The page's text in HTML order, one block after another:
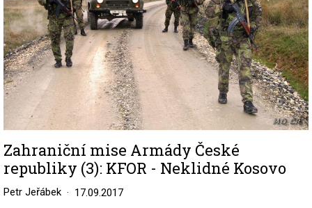
Zahraniční mise Armády České
republiky (3): KFOR - Neklidné Kosovo
Petr Jeřábek 17.09.2017